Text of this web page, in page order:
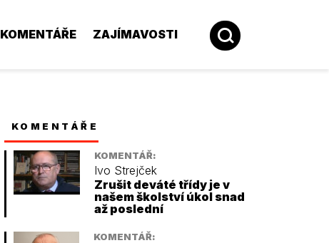
KOMENTÁŘE ZAJÍMAVOSTI
KOMENTÁŘE
KOMENTÁŘ:
Ivo Strejček
Zrušit deváté třídy je v
našem školství úkol snad
až poslední
KOMENTÁŘ: